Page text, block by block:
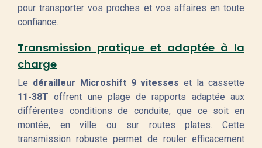
pour transporter vos proches et vos affaires en toute
confiance.
Transmission pratique et adaptée à la
charge
Le dérailleur Microshift 9 vitesses et la cassette
11-38T offrent une plage de rapports adaptée aux
différentes conditions de conduite, que ce soit en
montée, en ville ou sur routes plates. Cette
transmission robuste permet de rouler efficacement